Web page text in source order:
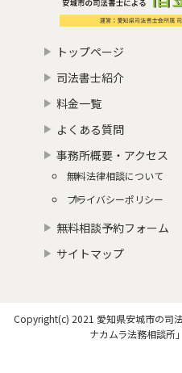
トップページ
司法書士紹介
料金一覧
よくある質問
事務所概要・アクセス
無料法律相談について
プライバシーポリシー
無料相談予約フォーム
サイトマップ
Copyright(c) 2021 愛知県安城市の司
ナカムラ法務相談所